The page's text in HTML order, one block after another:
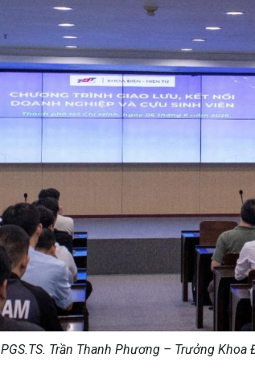
PGS.TS. Trần Thanh Phương – Trưởng